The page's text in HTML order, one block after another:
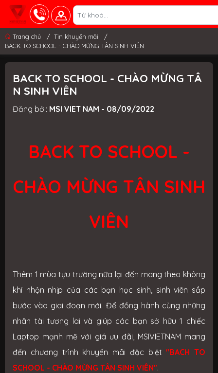
Trang chủ / Tin khuyến mãi
/
BACK TO SCHOOL - CHÀO MỪNG TÂN SINH VIÊN
BACK TO SCHOOL - CHÀO MỪNG TÂ
N SINH VIÊN
Đăng bởi: MSI VIET NAM - 08/09/2022
BACK TO SCHOOL -
CHÀO MỪNG TÂN SINH
VIÊN
Thêm 1 mùa tựu trường nữa lại đến mang theo không
khí nhộn nhịp của các bạn học sinh, sinh viên sắp
bước vào giai đoạn mới. Để đồng hành cùng những
nhân tài tương lai và giúp các bạn sở hữu 1 chiếc
Laptop mạnh mẽ với giá ưu đãi, MSIVIETNAM mang
đến chương trình khuyến mãi đặc biệt"BACH TO
SCHOOL - CHÀO MỪNG TÂN SINH VIÊN".